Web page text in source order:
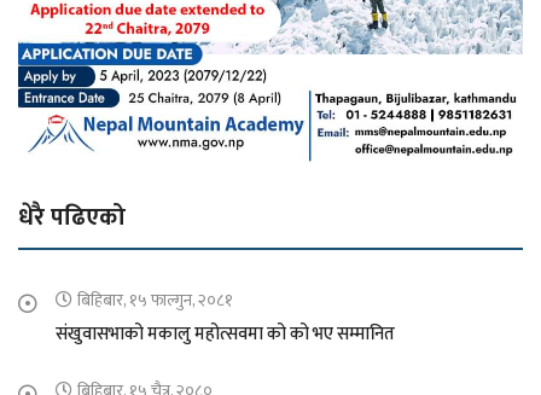
धेरै पढिएको
बिहिबार, १५ फाल्गुन, २०८१
संखुवासभाको मकालु महोत्सवमा को को भए सम्मानित